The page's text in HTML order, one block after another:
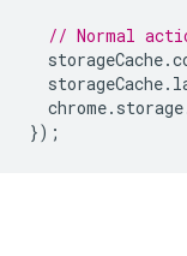
// Normal
storageCache.
storageCache.
chrome. storage
});